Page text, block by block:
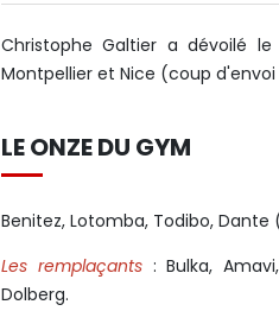
Christophe Galtier a dévoilé
Montpellier et Nice (coup d'envoi
LE ONZE DU GYM
Benitez, Lotomba, Todibo, Dante
Les remplaçants: Bulka,
Dolberg.